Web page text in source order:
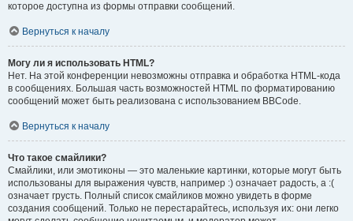
которое доступна из формы отправки сообщений.
Вернуться к началу
Могу ли я использовать HTML?
Нет. На этой конференции невозможны отправка и обработка HTML-кода
в сообщениях. Большая часть возможностей HTML по форматированию
сообщений может быть реализована с использованием BBCode.
Вернуться к началу
Что такое смайлики?
Смайлики, или эмотиконы — это маленькие картинки, которые могут быть
использованы для выражения чувств, например :) означает радость, а :(
означает грусть. Полный список смайликов можно увидеть в форме
создания сообщений. Только не перестарайтесь, используя их: они легко